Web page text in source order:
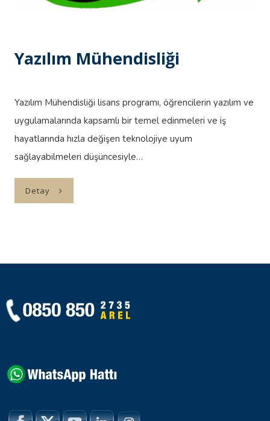
Yazılım Mühendisliği
Yazılım Mühendisliği lisans programı, öğrencilerin yazılım ve
uygulamalarında kapsamlı bir temel edinmeleri ve iş
hayatlarında hızla değişen teknolojiye uyum
sağlayabilmeleri düşüncesiyle…
Detay